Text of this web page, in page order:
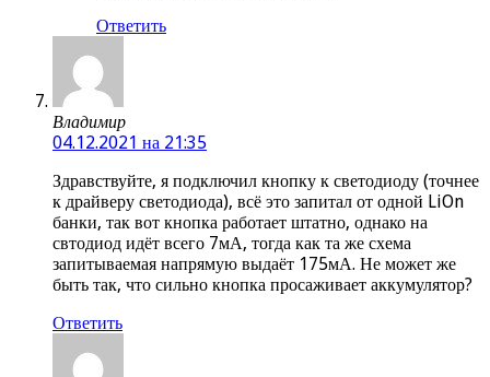
Ответить
Владимир
04.12.2021 на 21:35
Здравствуйте, я подключил кнопку к светодиоду (точнее
к драйверу светодиода), всё это запитал от одной LiOn
банки, так вот кнопка работает штатно, однако на
свтодиод идёт всего 7мА, тогда как та же схема
запитываемая напрямую выдаёт 175мА. Не может же
быть так, что сильно кнопка просаживает аккумулятор?
Ответить